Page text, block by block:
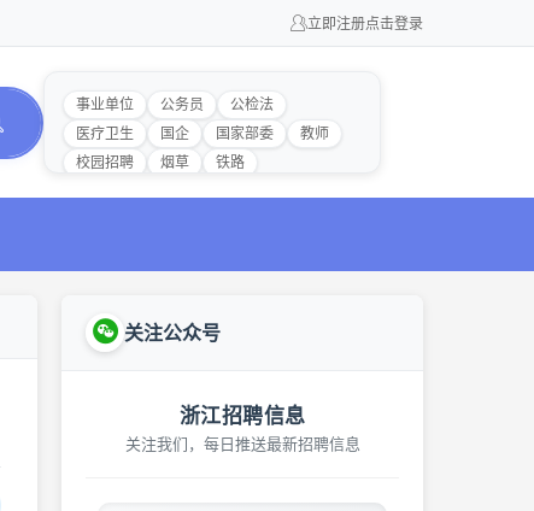
立即注册点击登录
事业单位 公务员
公检法
医疗卫生
国企 国家部委
教师
校园招聘
烟草 铁路
关注公众号
浙江招聘信息
关注我们，每日推送最新招聘信息